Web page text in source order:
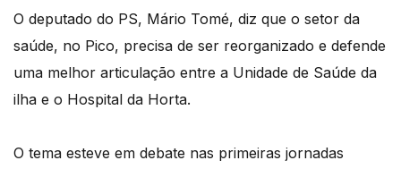
O deputado do PS, Mário Tomé, diz que o setor da
saúde, no Pico, precisa de ser reorganizado e defende
uma melhor articulação entre a Unidade de Saúde da
ilha e o Hospital da Horta.
O tema esteve em debate nas primeiras jornadas